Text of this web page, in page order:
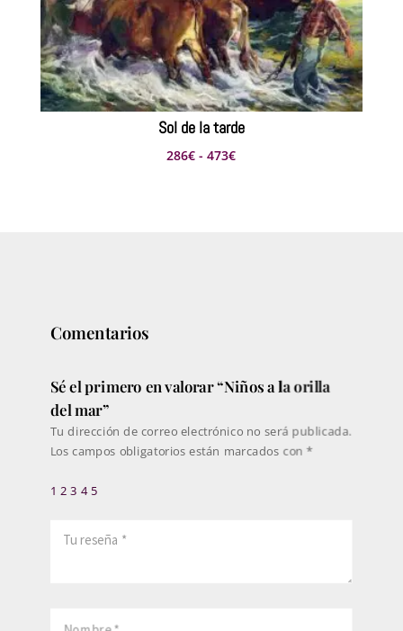
Sol de la tarde
286€ - 473€Rango
Comentarios
Sé el primero en valorar “Niños a la orilla
del mar”
Tu dirección de correo electrónico no será publicada.
Los campos obligatorios están marcados con *
1 2 3 4 5